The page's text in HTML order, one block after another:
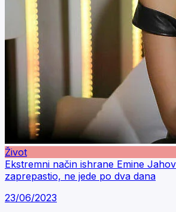
Život
Ekstremni način ishrane Emine
zaprepastio, ne jede po dva dana
23/06/2023